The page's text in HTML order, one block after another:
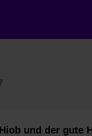
und der gute